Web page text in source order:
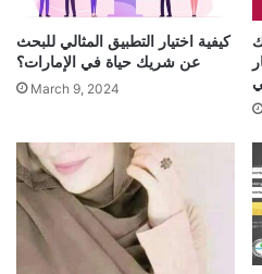
كيفية اختيار التطبيق المثالي للبحث
عن شريك حياة في الإمارات؟
March 9, 2024